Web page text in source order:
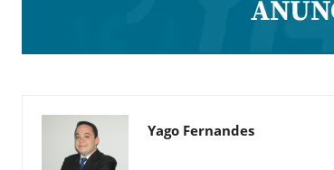
Yago Fernandes